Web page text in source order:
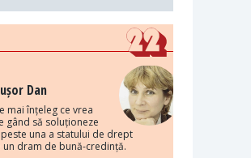
Dan
mai înțeleg ce vrea
gând să soluționeze
una a statului de drept
un dram de bună-credință.